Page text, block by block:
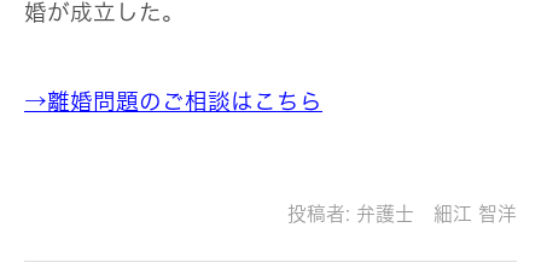
婚が成立した。
→離婚問題のご相談はこちら
投稿者: 弁護士 細江 智洋